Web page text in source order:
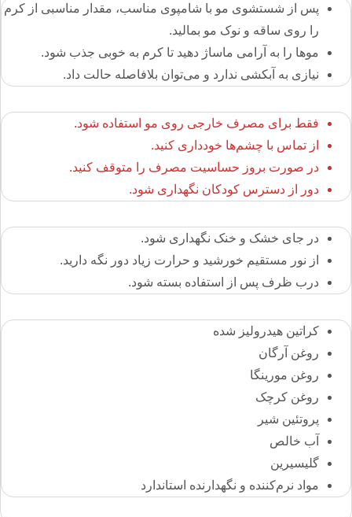
پس از شستشوی مو با شامپوی مناسب، مقدار مناسبی از کرم
را روی ساقه و نوک مو بمالید.
موها را به آرامی ماساژ دهید تا کرم به خوبی جذب شود.
نیازی به آبکشی ندارد و می‌توان بلافاصله حالت داد.
فقط برای مصرف خارجی روی مو استفاده شود.
از تماس با چشم‌ها خودداری کنید.
در صورت بروز حساسیت مصرف را متوقف کنید.
دور از دسترس کودکان نگهداری شود.
در جای خشک و خنک نگهداری شود.
از نور مستقیم خورشید و حرارت زیاد دور نگه دارید.
درب ظرف پس از استفاده بسته شود.
کراتین هیدرولیز شده
روغن آرگان
روغن مورینگا
روغن کرچک
پروتئین شیر
آب خالص
گلیسیرین
مواد نرم‌کننده و نگهدارنده استاندارد